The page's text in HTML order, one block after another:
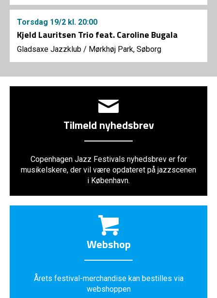
Torsdag 19/2 kl. 20:00
Kjeld Lauritsen Trio feat. Caroline Bugala
Gladsaxe Jazzklub / Mørkhøj Park, Søborg
Tilmeld nyhedsbrev
Copenhagen Jazz Festivals nyhedsbrev er for
musikelskere, der vil være opdateret på jazzscenen
i København.
Webshop
Årets festival-merchandise kan bestilles via
webshoppen